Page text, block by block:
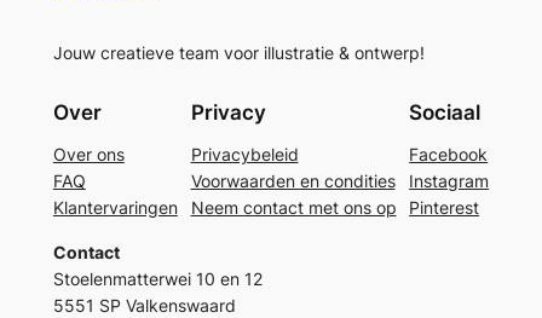
Jouw creatieve team voor illustratie & ontwerp!
Over
Over ons
FAQ
Klantervaringen
Privacy
Privacybeleid
Voorwaarden en condities
Neem contact met ons op
Sociaal
Facebook
Instagram
Pinterest
Contact
Stoelenmatterwei 10 en 12
5551 SP Valkenswaard